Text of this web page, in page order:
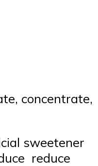
concentrate,
sweetener
reduce